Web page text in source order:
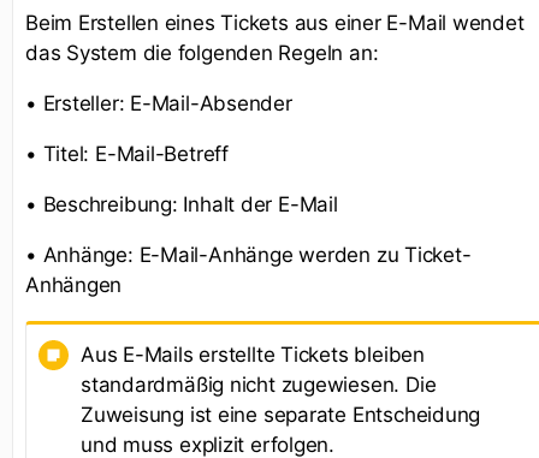
Beim Erstellen eines Tickets aus einer E-Mail wendet
das System die folgenden Regeln an:
• Ersteller: E-Mail-Absender
• Titel: E-Mail-Betreff
• Beschreibung: Inhalt der E-Mail
• Anhänge: E-Mail-Anhänge werden zu Ticket-
Anhängen
Aus E-Mails erstellte Tickets bleiben
standardmäßig nicht zugewiesen. Die
Zuweisung ist eine separate Entscheidung
und muss explizit erfolgen.